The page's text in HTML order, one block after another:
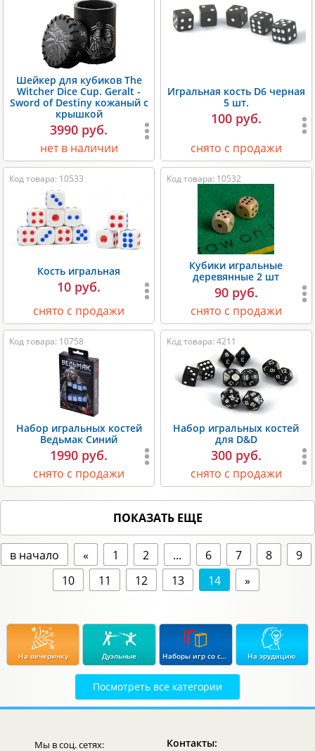
Шейкер для кубиков The
Witcher Dice Cup. Geralt -
Sword of Destiny кожаный с
крышкой
3990 руб.
нет в наличии
Игральная кость D6 черная
5 шт.
100 руб.
снято с продажи
Код товара: 10533
Кость игральная
10 руб.
снято с продажи
Код товара: 10532
Кубики игральные
деревянные 2 шт
90 руб.
снято с продажи
Код товара: 10758
Набор игральных костей
Ведьмак Синий
1990 руб.
снято с продажи
Код товара: 4211
Набор игральных костей
для D&D
300 руб.
снято с продажи
ПОКАЗАТЬ ЕЩЕ
в начало « 1 2 ... 6 7 8
9
10
11 12 13 14 »
Дуэльные Наборы игр со скидкой до 15% На эрудицию
Стратегические
На вечеринку
В дорогу
Логические Детективные В подарок
Посмотреть все категории
Мы в соц. сетях: Контакты: